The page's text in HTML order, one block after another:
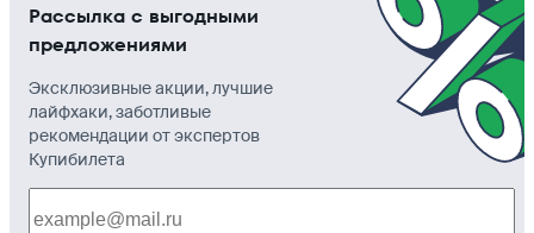
Рассылка с выгодными
предложениями
Эксклюзивные акции, лучшие
лайфхаки, заботливые
рекомендации от экспертов
Купибилета